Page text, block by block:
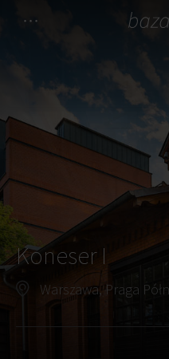
Koneser I
Warszawa, Praga